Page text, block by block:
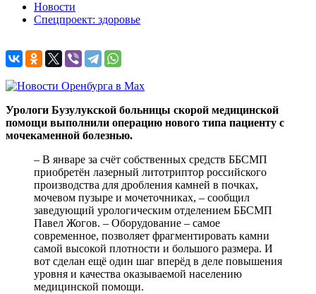
Новости
Спецпроект: здоровье
Урологи Бузулукской больницы скорой медицинской
помощи выполнили операцию нового типа пациенту с
мочекаменной болезнью.
– В январе за счёт собственных средств ББСМП
приобретён лазерный литотриптор российского
производства для дробления камней в почках,
мочевом пузыре и мочеточниках, – сообщил
заведующий урологическим отделением ББСМП
Павел Жогов. – Оборудование – самое
современное, позволяет фрагментировать камни
самой высокой плотности и большого размера. И
вот сделан ещё один шаг вперёд в деле повышения
уровня и качества оказываемой населению
медицинской помощи.